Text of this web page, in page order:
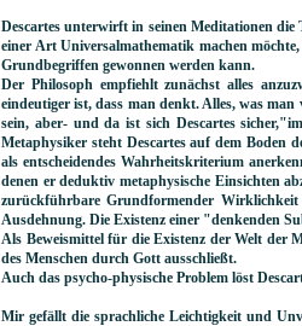
Descartes unterwirft in seinen Meditationen die
einer Art Universalmathematik machen
Grundbegriffen gewonnen werden kann.
Der Philosoph empfiehlt zunächst alles
eindeutiger ist, dass man denkt. Alles, was
sein, aber- und da ist sich Descartes
Metaphysiker steht Descartes auf dem Boden
als entscheidendes Wahrheitskriterium
denen er deduktiv metaphysische Einsichten
zurückführbare Grundformender Wirklichkeit
Ausdehnung. Die Existenz einer "denkenden
Als Beweismittel für die Existenz der Welt der
des Menschen durch Gott ausschließt.
Auch das psycho-physische Problem löst
Mir gefällt die sprachliche Leichtigkeit und